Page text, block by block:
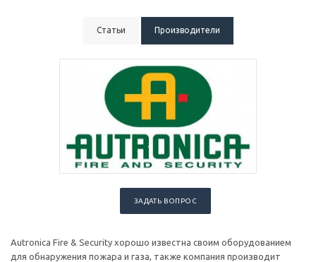
Статьи Производители
ЗАДАТЬ ВОПРОС
Autronica Fire & Security хорошо известна своим оборудованием
для обнаружения пожара и газа, также компания производит